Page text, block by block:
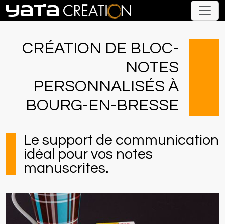
CRÉATION DE BLOC-
NOTES
PERSONNALISÉS À
BOURG-EN-BRESSE
Le support de communication
idéal pour vos notes
manuscrites.